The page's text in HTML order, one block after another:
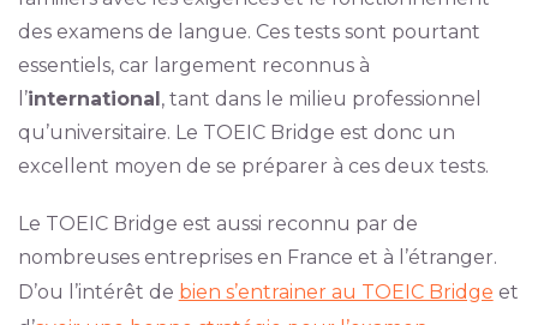
des examens de langue. Ces tests sont pourtant
essentiels, car largement reconnus à
l’international, tant dans le milieu professionnel
qu’universitaire. Le TOEIC Bridge est donc un
excellent moyen de se préparer à ces deux tests.
Le TOEIC Bridge est aussi reconnu par de
nombreuses entreprises en France et à l’étranger.
D’ou l’intérêt de bien s’entrainer au TOEIC Bridge et